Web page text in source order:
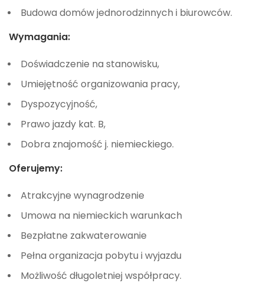
Budowa domów jednorodzinnych i biurowców.
Wymagania:
Doświadczenie na stanowisku,
Umiejętność organizowania pracy,
Dyspozycyjność,
Prawo jazdy kat. B,
Dobra znajomość j. niemieckiego.
Oferujemy:
Atrakcyjne wynagrodzenie
Umowa na niemieckich warunkach
Bezpłatne zakwaterowanie
Pełna organizacja pobytu i wyjazdu
Możliwość długoletniej współpracy.